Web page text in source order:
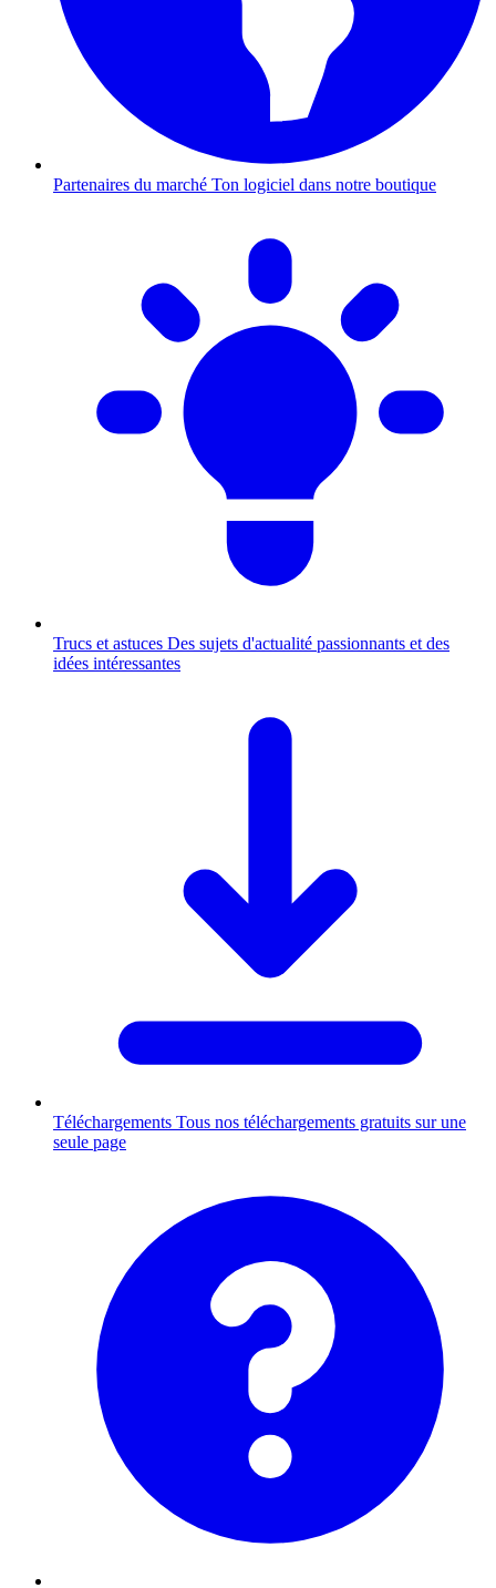
Partenaires du marché Ton logiciel dans notre boutique
Trucs et astuces Des sujets d'actualité passionnants et des
idées intéressantes
Téléchargements Tous nos téléchargements gratuits sur une
seule page